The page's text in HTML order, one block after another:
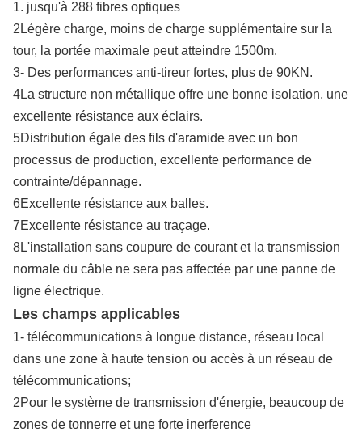
1. jusqu'à 288 fibres optiques
2Légère charge, moins de charge supplémentaire sur la
tour, la portée maximale peut atteindre 1500m.
3- Des performances anti-tireur fortes, plus de 90KN.
4La structure non métallique offre une bonne isolation, une
excellente résistance aux éclairs.
5Distribution égale des fils d'aramide avec un bon
processus de production, excellente performance de
contrainte/dépannage.
6Excellente résistance aux balles.
7Excellente résistance au traçage.
8L'installation sans coupure de courant et la transmission
normale du câble ne sera pas affectée par une panne de
ligne électrique.
Les champs applicables
1- télécommunications à longue distance, réseau local
dans une zone à haute tension ou accès à un réseau de
télécommunications;
2Pour le système de transmission d'énergie, beaucoup de
zones de tonnerre et une forte inerference